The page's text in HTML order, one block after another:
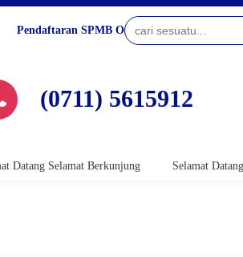
Pendaftaran SPMB Online
(0711) 5615912
Selamat Berkunjung Selamat Datang